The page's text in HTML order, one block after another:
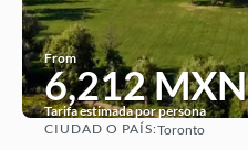
From
6,212 MXN
Tarifa estimada por persona
See
CIUDAD O PAÍS:Toronto